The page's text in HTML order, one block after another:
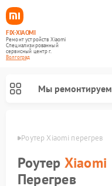
FIX-XIAOMI
Ремонт устройств Xiaomi
Специализированный
cервисный центр г.
Волгоград
Мы ремонтируем
Роутер Xiaomi перегрев
Роутер Xiaomi
Перегрев